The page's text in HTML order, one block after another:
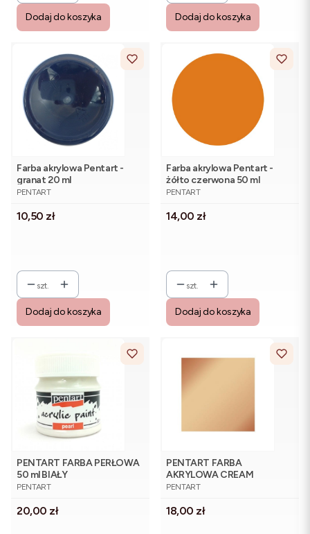
Dodaj do koszyka Dodaj do koszyka
Farba akrylowa Pentart -
granat 20 ml
PRODUCENT
PENTART
Cena
10,50 zł
szt.
Dodaj do koszyka
Farba akrylowa Pentart -
żółto czerwona 50 ml
PRODUCENT
PENTART
Cena
14,00 zł
szt.
Dodaj do koszyka
PENTART FARBA PERŁOWA
50 ml BIAŁY
PRODUCENT
PENTART
Cena
20,00 zł
PENTART FARBA
AKRYLOWA CREAM
METALICZNA ANT.MIEDŹ
PRODUCENT
PENTART
Cena
18,00 zł